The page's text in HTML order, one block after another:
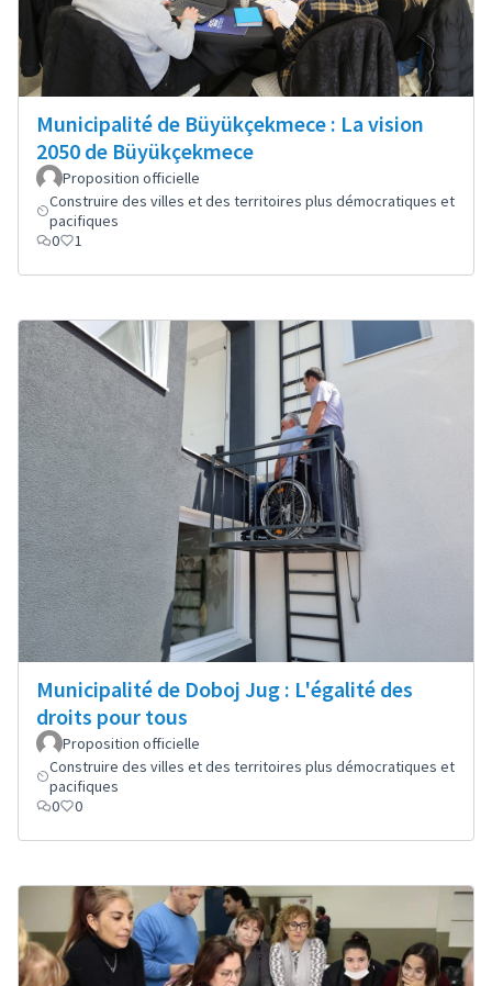
Municipalité de Büyükçekmece : La vision
2050 de Büyükçekmece
Proposition officielle
Construire des villes et des territoires plus démocratiques et
pacifiques
0
1
Municipalité de Doboj Jug : L'égalité des
droits pour tous
Proposition officielle
Construire des villes et des territoires plus démocratiques et
pacifiques
0
0